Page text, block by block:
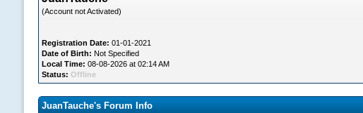
(Account not Activated)
Registration Date: 01-01-2021
Date of Birth: Not Specified
Local Time: 08-08-2026 at 02:14 AM
Status: Offline
JuanTauche's Forum Info